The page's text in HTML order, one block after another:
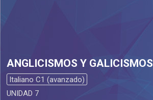
ANGLICISMOS Y GALICISMOS
Italiano C1 (avanzado)
UNIDAD 7